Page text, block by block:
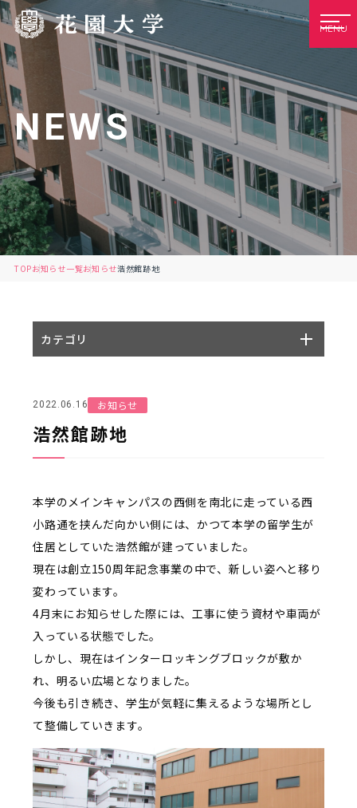
MENU
NEWS
TOPお知らせ一覧お知らせ浩然館跡地
2022.06.16 お知らせ
浩然館跡地
本学のメインキャンパスの西側を南北に走っている西
小路通を挟んだ向かい側には、かつて本学の留学生が
住居としていた浩然館が建っていました。
現在は創立150周年記念事業の中で、新しい姿へと移り
変わっています。
4月末にお知らせした際には、工事に使う資材や車両が
入っている状態でした。
しかし、現在はインターロッキングブロックが敷か
れ、明るい広場となりました。
今後も引き続き、学生が気軽に集えるような場所とし
て整備していきます。
カテゴリ